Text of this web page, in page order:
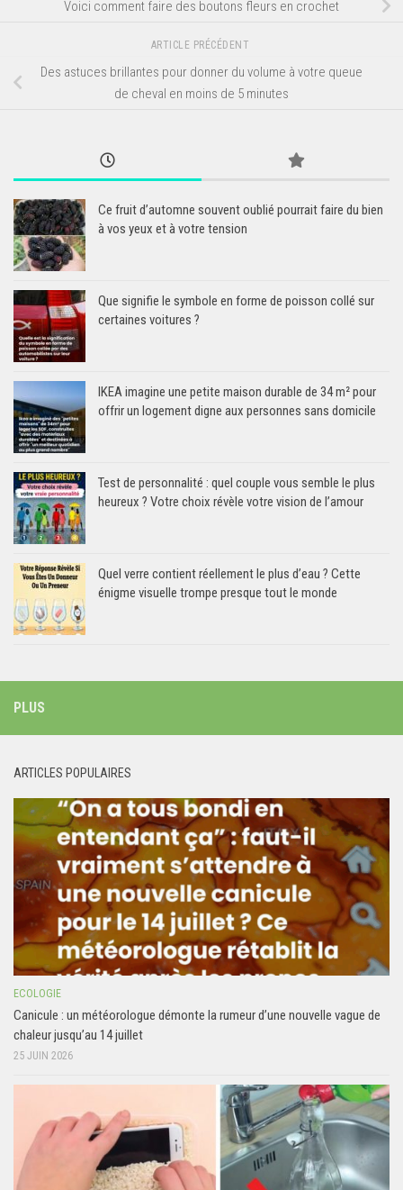
Voici comment faire des boutons fleurs en crochet
ARTICLE PRÉCÉDENT
Des astuces brillantes pour donner du volume à votre queue
de cheval en moins de 5 minutes
Ce fruit d’automne souvent oublié pourrait faire du bien
à vos yeux et à votre tension
Que signifie le symbole en forme de poisson collé sur
certaines voitures ?
IKEA imagine une petite maison durable de 34 m² pour
offrir un logement digne aux personnes sans domicile
Test de personnalité : quel couple vous semble le plus
heureux ? Votre choix révèle votre vision de l’amour
Quel verre contient réellement le plus d’eau ? Cette
énigme visuelle trompe presque tout le monde
PLUS
ARTICLES POPULAIRES
ECOLOGIE
Canicule : un météorologue démonte la rumeur d’une nouvelle vague de
chaleur jusqu’au 14 juillet
25 JUIN 2026